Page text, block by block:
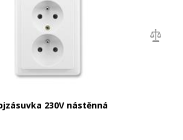
230V nástěnná